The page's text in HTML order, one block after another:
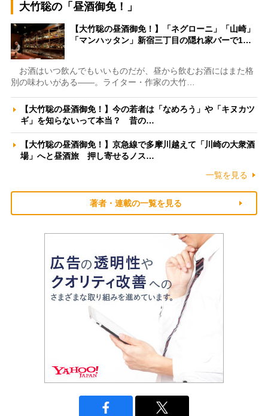
大竹聡の「昼酒御免！」
【大竹聡の昼酒御免！】「ネグローニ」「山崎」
「マンハッタン」新宿三丁目の隠れ家バーで1…
お酒はいつ飲んでもいいものだが、昼から飲むお酒にはまた格
別の味わいがある――。ライター・作家の大竹…
【大竹聡の昼酒御免！】今の若者は「なめろう」や「キヌカツ
ギ」を知らないって本当？ 昔の…
【大竹聡の昼酒御免！】京急線で多摩川越えて「川崎の大衆酒
場」へと昼酒旅 押し寄せるノス…
一覧を見る
著者・連載の一覧を見る